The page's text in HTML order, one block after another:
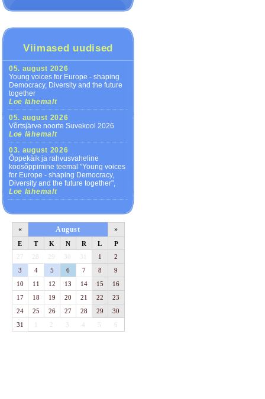
Viimased uudised
05. august 2026
Young voices for Europe - shaping
Democracy, Diversity and the future
together
Loe lähemalt
05. august 2026
Võrtsjärve noorte Suvekool 2026
Loe lähemalt
03. august 2026
Õppekäik ja rahvusvaheline
koosõppimine teemal "Young voices
for Europe - shaping Democracy,
Diversity and the future together",
Loe lähemalt
« August »
E T K N R L
P
27
28 29 30 31 1
2
3
4 5 6 7 8
9
10
11 12 13 14 15
16
17
18 19 20 21 22
23
24
25 26 27 28 29
30
31
1 3 4 5 6